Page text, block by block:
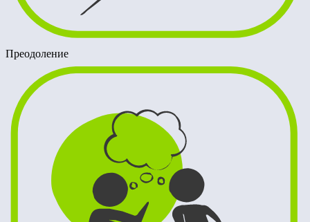
Преодоление